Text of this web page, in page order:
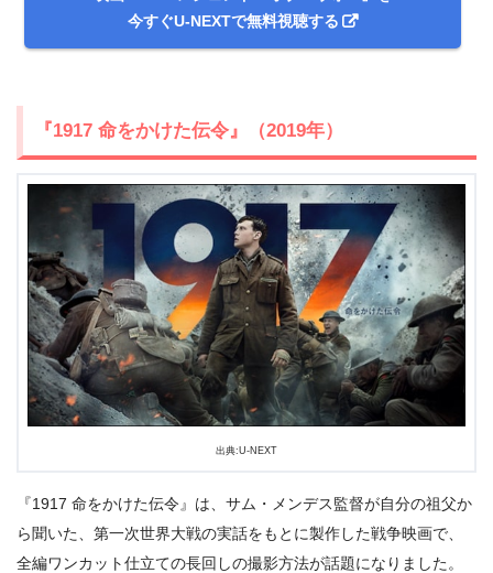
今すぐU-NEXTで無料視聴する
『1917 命をかけた伝令』（2019年）
出典:U-NEXT
『1917 命をかけた伝令』は、サム・メンデス監督が自分の祖父か
ら聞いた、第一次世界大戦の実話をもとに製作した戦争映画で、
全編ワンカット仕立ての長回しの撮影方法が話題になりました。